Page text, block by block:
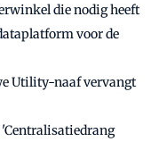
die nodig heeft
voor de
Utility-naaf vervangt